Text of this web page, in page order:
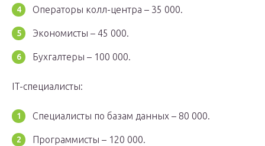
Операторы колл-центра – 35 000.
Экономисты – 45 000.
Бухгалтеры – 100 000.
IT-специалисты:
Специалисты по базам данных – 80 000.
Программисты – 120 000.